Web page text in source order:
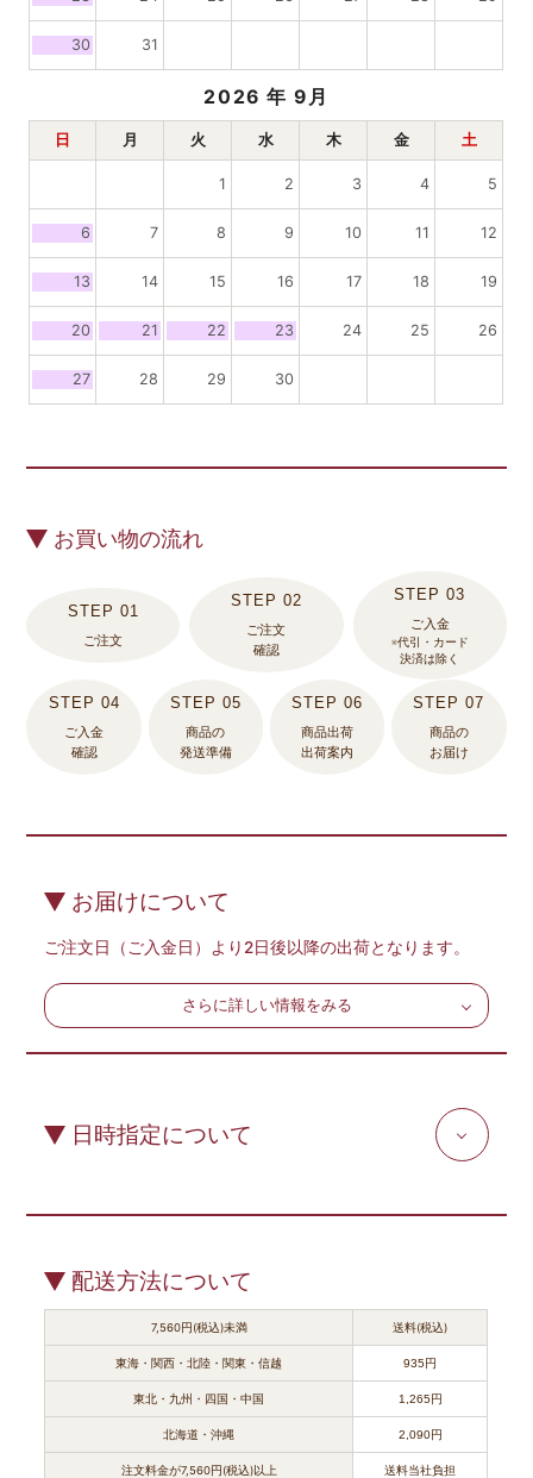
30 31
2026 年 9月
日 月 火 水 木 金 土
1 2 3 4 5
6 7 8 9 10 11 12
13 14 15 16 17 18 19
20 21 22 23 24 25 26
27 28 29 30
お買い物の流れ
ご注文
ご注文
確認
ご入金
※代引・カード
決済は除く
ご入金
確認
商品の
発送準備
商品出荷
出荷案内
商品の
お届け
お届けについて
ご注文日（ご入金日）より2日後以降の出荷となります。
さらに詳しい情報をみる
日時指定について
配送方法について
7,560円(税込)未満 送料(税込)
東海・関西・北陸・関東・信越 935円
東北・九州・四国・中国 1,265円
北海道・沖縄 2,090円
注文料金が7,560円(税込)以上 送料当社負担